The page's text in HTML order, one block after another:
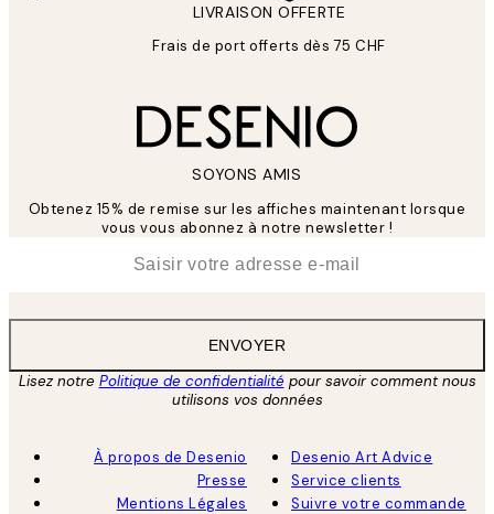
LIVRAISON OFFERTE
Frais de port offerts dès 75 CHF
SOYONS AMIS
Obtenez 15% de remise sur les affiches maintenant lorsque
vous vous abonnez à notre newsletter !
ENVOYER
Lisez notre Politique de confidentialitépour savoir comment nous
utilisons vos données
À propos de Desenio
Presse
Mentions Légales
Desenio Art Advice
Service clients
Suivre votre commande